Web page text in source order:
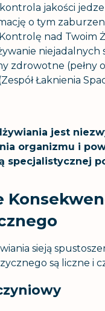
jakości
o tym
nad Twoim
niejadalnych
zdrowotne (pełny
Łaknienia
jest
organizmu i
specjalistycznej
sieją
są liczne i